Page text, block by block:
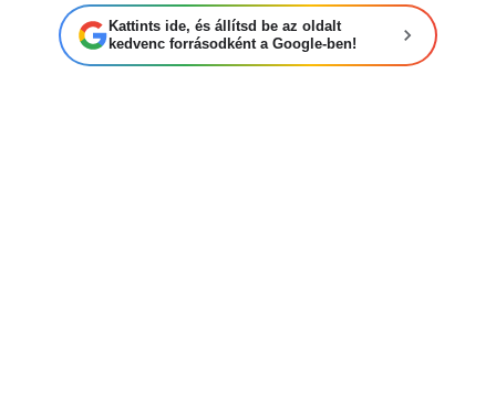
Kattints ide, és állítsd be az oldalt
kedvenc forrásodként a Google-ben!